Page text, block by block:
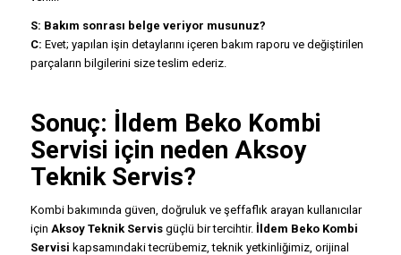
S: Bakım sonrası belge veriyor musunuz?
C: Evet; yapılan işin detaylarını içeren bakım raporu ve değiştirilen
parçaların bilgilerini size teslim ederiz.
Sonuç: İldem Beko Kombi
Servisi için neden Aksoy
Teknik Servis?
Kombi bakımında güven, doğruluk ve şeffaflık arayan kullanıcılar
için Aksoy Teknik Servisgüçlü bir tercihtir. İldem Beko Kombi
Servisi kapsamındaki tecrübemiz, teknik yetkinliğimiz, orijinal